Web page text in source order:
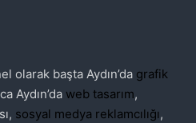
olarak başta Aydın’da grafik
Aydın’da web tasarım,
sosyal medya reklamcılığı,